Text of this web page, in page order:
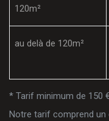
120m²
au delà de 120m²
* Tarif minimum de 150
Notre tarif comprend un